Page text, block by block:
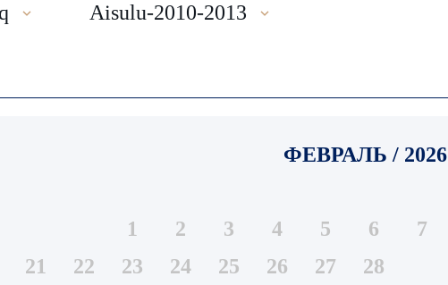
Aisulu-2010-2013
ФЕВРАЛЬ / 2026
1 2 3 4 5 6 7
21 22 23 24 25 26 27 28